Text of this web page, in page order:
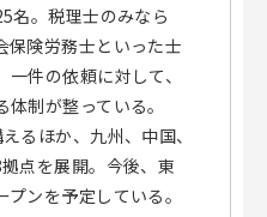
名。税理士のみなら
保険労務士といった士
件の依頼に対して、
制が整っている。
るほか、九州、中国、
点を展開。今後、東
ンを予定している。